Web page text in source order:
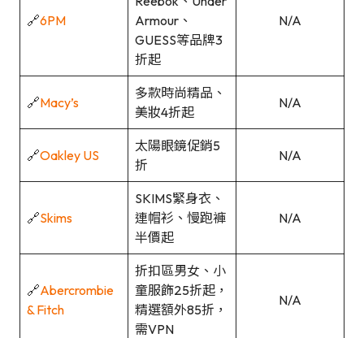
🔗6PM
Armour、
GUESS等品牌3
折起
N/A
🔗Macy’s
多款時尚精品、
美妝4折起
N/A
🔗Oakley US
太陽眼鏡促銷5
折
N/A
🔗Skims
SKIMS緊身衣、
連帽衫、慢跑褲
半價起
N/A
🔗Abercrombie
& Fitch
折扣區男女、小
童服飾25折起，
精選額外85折，
需VPN
N/A